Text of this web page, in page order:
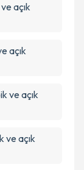
açık
açık
ve açık
ve açık